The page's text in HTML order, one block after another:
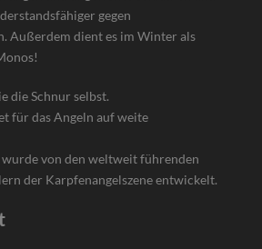
gegen
Außerdem dient es im Winter als
die Schnur selbst.
für das Angeln auf weite
von den weltweit führenden
der Karpfenangelszene entwickelt.